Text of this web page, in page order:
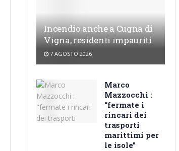
Incendio anche a Cugna di
Vigna, residenti impauriti
7 AGOSTO 2026
Marco
Mazzocchi :
“fermate i
rincari dei
trasporti
marittimi per
le isole”